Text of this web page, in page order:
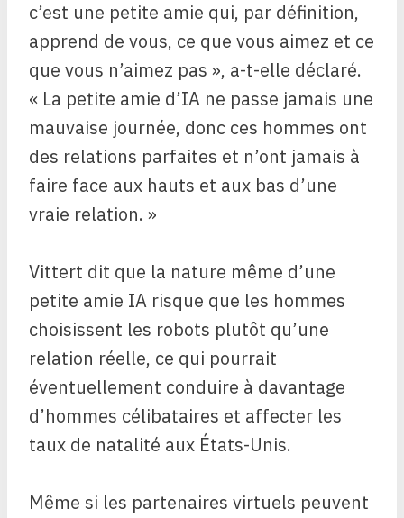
c’est une petite amie qui, par définition,
apprend de vous, ce que vous aimez et ce
que vous n’aimez pas », a-t-elle déclaré.
« La petite amie d’IA ne passe jamais une
mauvaise journée, donc ces hommes ont
des relations parfaites et n’ont jamais à
faire face aux hauts et aux bas d’une
vraie relation. »
Vittert dit que la nature même d’une
petite amie IA risque que les hommes
choisissent les robots plutôt qu’une
relation réelle, ce qui pourrait
éventuellement conduire à davantage
d’hommes célibataires et affecter les
taux de natalité aux États-Unis.
Même si les partenaires virtuels peuvent